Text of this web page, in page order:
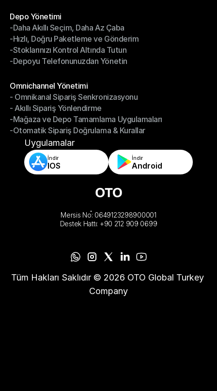
Depo Yönetimi
Depo Yönetimi
-Daha Akıllı Seçim, Daha Az Çaba
-Daha Akıllı Seçim, Daha Az Çaba
-Hızlı, Doğru Paketleme ve Gönderim
-Hızlı, Doğru Paketleme ve Gönderim
-Stoklarınızı Kontrol Altında Tutun
-Stoklarınızı Kontrol Altında Tutun
-Depoyu Telefonunuzdan Yönetin
Omnichannel Yönetimi
Omnichannel Yönetimi
- Omnikanal Sipariş Senkronizasyonu
- Omnikanal Sipariş Senkronizasyonu
- Akıllı Sipariş Yönlendirme
- Akıllı Sipariş Yönlendirme
-Mağaza ve Depo Tamamlama Uygulamaları
-Mağaza ve Depo Tamamlama Uygulamaları
-Otomatik Sipariş Doğrulama & Kurallar
-Otomatik Sipariş Doğrulama & Kurallar
Uygulamalar
İndir
IOS
İndir
Android
Mersis No: 0649123298900001
Destek Hattı: +90 212 909 0699
Tüm Hakları Saklıdır © 2026 OTO Global Turkey
Company